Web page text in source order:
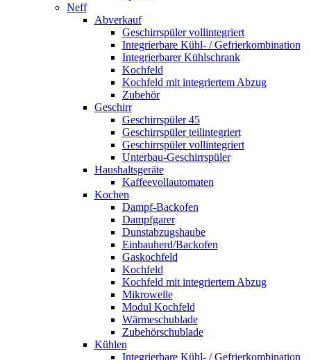
Neff
Abverkauf
Geschirrspüler vollintegriert
Integrierbare Kühl- / Gefrierkombination
Integrierbarer Kühlschrank
Kochfeld
Kochfeld mit integriertem Abzug
Zubehör
Geschirr
Geschirrspüler 45
Geschirrspüler teilintegriert
Geschirrspüler vollintegriert
Unterbau-Geschirrspüler
Haushaltsgeräte
Kaffeevollautomaten
Kochen
Dampf-Backofen
Dampfgarer
Dunstabzugshaube
Einbauherd/Backofen
Gaskochfeld
Kochfeld
Kochfeld mit integriertem Abzug
Mikrowelle
Modul Kochfeld
Wärmeschublade
Zubehörschublade
Kühlen
Integrierbare Kühl- / Gefrierkombination